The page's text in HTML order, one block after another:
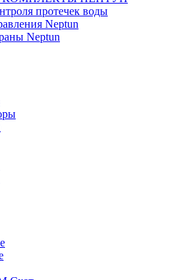
протечек воды
Neptun
Neptun